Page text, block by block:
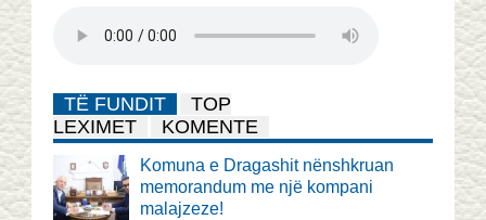
TË FUNDIT
TOP
LEXIMET
KOMENTE
Komuna e Dragashit nënshkruan
memorandum me një kompani
malajzeze!